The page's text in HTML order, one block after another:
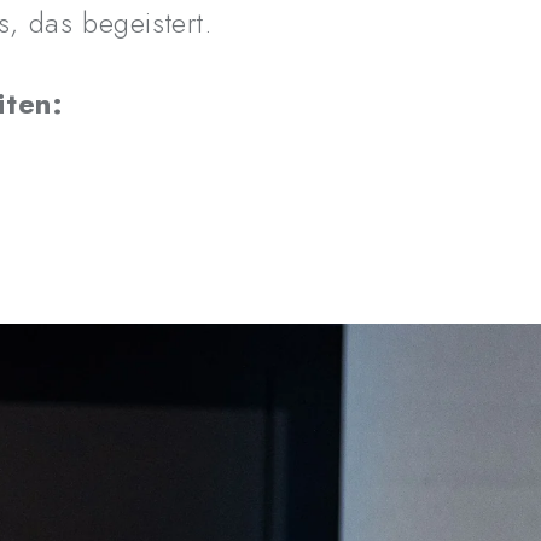
das begeistert.